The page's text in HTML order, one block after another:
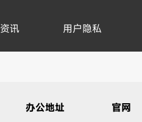
资讯 用户隐私
办公地址 官网